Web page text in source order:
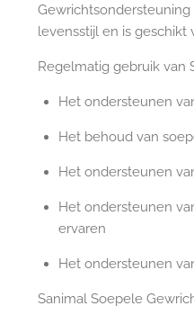
levensstijl en is geschikt
Regelmatig gebruik van
Het ondersteunen
Het behoud van
Het ondersteunen
Het ondersteunen
ervaren
Het ondersteunen
Sanimal Soepele